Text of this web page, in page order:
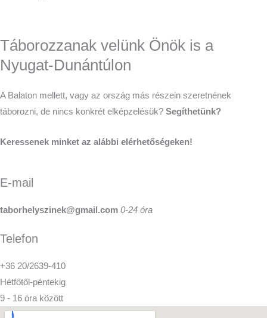
Táborozzanak velünk Önök is a
Nyugat-Dunántúlon
A Balaton mellett, vagy az ország más részein szeretnének
táborozni, de nincs konkrét elképzelésük? Segíthetünk?
Keressenek minket az alábbi elérhetőségeken!
E-mail
taborhelyszinek@gmail.com 0-24 óra
Telefon
+36 20/2639-410
Hétfőtől-péntekig
9 - 16 óra között